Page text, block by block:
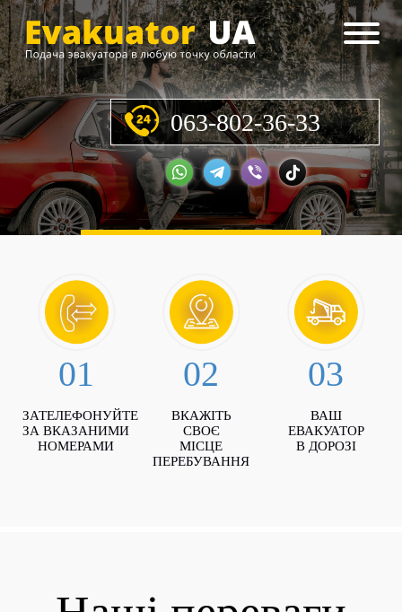
063-802-36-33
01
ЗАТЕЛЕФОНУЙТЕ
ЗА ВКАЗАНИМИ
НОМЕРАМИ
02
ВКАЖІТЬ
СВОЄ
МІСЦЕ
ПЕРЕБУВАННЯ
03
ВАШ
ЕВАКУАТОР
В ДОРОЗІ